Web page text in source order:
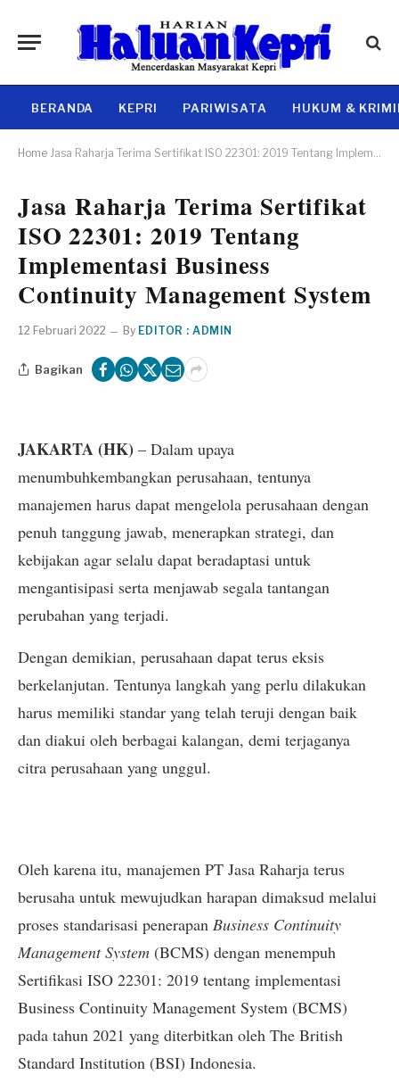
BERANDA KEPRI PARIWISATA HUKUM &
Home Jasa Raharja Terima Sertifikat ISO 22301: 2019 Tentang Implementasi Business Continuity Management System
Jasa Raharja Terima Sertifikat
ISO 22301: 2019 Tentang
Implementasi Business
Continuity Management System
12 Februari 2022 By EDITOR : ADMIN
Bagikan
JAKARTA (HK) – Dalam upaya
menumbuhkembangkan perusahaan, tentunya
manajemen harus dapat mengelola perusahaan dengan
penuh tanggung jawab, menerapkan strategi, dan
kebijakan agar selalu dapat beradaptasi untuk
mengantisipasi serta menjawab segala tantangan
perubahan yang terjadi.
Dengan demikian, perusahaan dapat terus eksis
berkelanjutan. Tentunya langkah yang perlu dilakukan
harus memiliki standar yang telah teruji dengan baik
dan diakui oleh berbagai kalangan, demi terjaganya
citra perusahaan yang unggul.
Oleh karena itu, manajemen PT Jasa Raharja terus
berusaha untuk mewujudkan harapan dimaksud melalui
proses standarisasi penerapan Business Continuity
Management System (BCMS) dengan menempuh
Sertifikasi ISO 22301: 2019 tentang implementasi
Business Continuity Management System (BCMS)
pada tahun 2021 yang diterbitkan oleh The British
Standard Institution (BSI) Indonesia.